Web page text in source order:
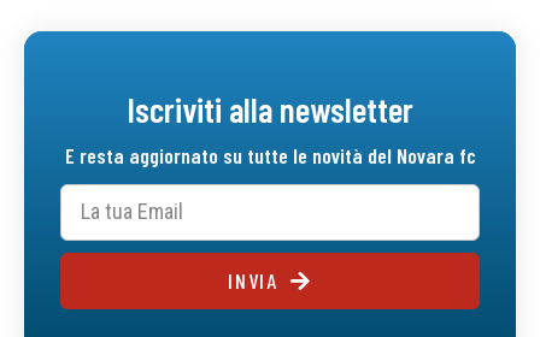
Iscriviti alla newsletter
E resta aggiornato su tutte le novità del Novara fc
INVIA